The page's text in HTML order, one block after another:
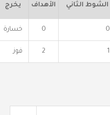
الشوط الثاني الأهداف يخرج
0
0 خسارة
1
2 فوز